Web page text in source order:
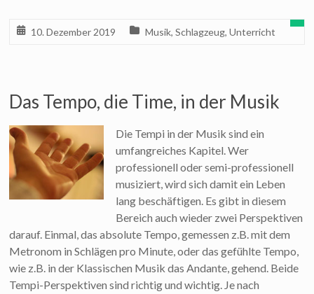
10. Dezember 2019 Musik,Schlagzeug,Unterricht
Das Tempo, die Time, in der Musik
Die Tempi in der Musik sind ein
umfangreiches Kapitel. Wer
professionell oder semi-professionell
musiziert, wird sich damit ein Leben
lang beschäftigen. Es gibt in diesem
Bereich auch wieder zwei Perspektiven
darauf. Einmal, das absolute Tempo, gemessen z.B. mit dem
Metronom in Schlägen pro Minute, oder das gefühlte Tempo,
wie z.B. in der Klassischen Musik das Andante, gehend. Beide
Tempi-Perspektiven sind richtig und wichtig. Je nach